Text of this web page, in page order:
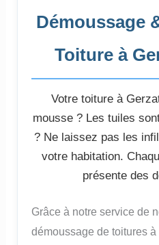
Démoussage
Toiture à
Votre toiture à
mousse ? Les tuiles
? Ne laissez pas les
votre habitation.
présente des
Grâce à notre service de
démoussage de toitures